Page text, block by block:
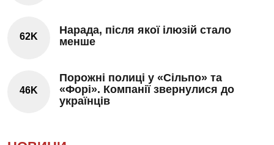
62K
Нарада, після якої ілюзій стало
менше
46K
Порожні полиці у «Сільпо» та
«Форі». Компанії звернулися до
українців